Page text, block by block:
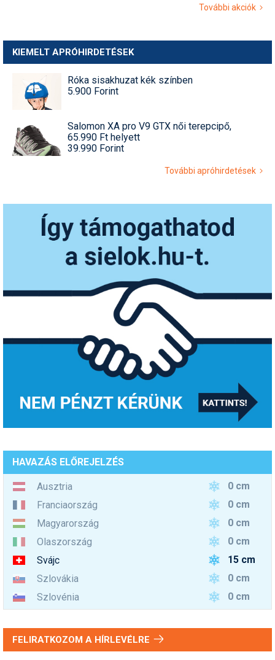
További akciók
KIEMELT APRÓHIRDETÉSEK
Róka sisakhuzat kék színben
5.900 Forint
Salomon XA pro V9 GTX női terepcipő,
65.990 Ft helyett
39.990 Forint
További apróhirdetések
HAVAZÁS ELŐREJELZÉS
Ausztria
0 cm
Franciaország
0 cm
Magyarország
0 cm
Olaszország
0 cm
Svájc
15 cm
Szlovákia
0 cm
Szlovénia
0 cm
FELIRATKOZOM A HÍRLEVÉLRE